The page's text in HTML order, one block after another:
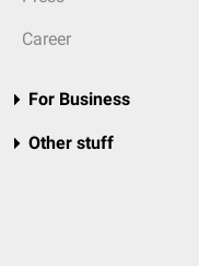
Career
For Business
Other stuff